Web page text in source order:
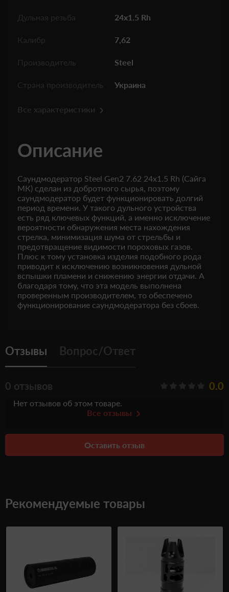
Дульная резьба 24x1.5 Rh
Калибр 7,62
Производитель Steel
Страна производитель Украина
Все характеристики
Описание
Саундмодератор Steel Gen2 7.62 24x1.5 Rh (Сайга
МК) сделан из добротного сырья, поэтому
саундмодератор будет функционировать долгий
период времени. У такого дульного устройства
есть ряд ключевых функций, а именно исключение
вероятности обнаружения места нахождения
стрелка, минимизация шума от стрельбы и
предотвращение видимости пороховых газов.
Плюс к тому установка изделия подобного рода
приводит к исключению возникновения дульной
вспышки пламени и снижению энергии отдачи. А
благодаря тому, что эта модель выполнена
проверенным производителем, то обеспечено
функционирование саундмодератора без сбоев.
Отзывы Вопрос/Ответ
0 отзывов 0.0
Нет отзывов об этом товаре.
Все отзывы
Оставить отзыв
Рекомендуемые товары